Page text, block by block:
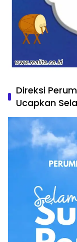
Direksi
Ucapkan